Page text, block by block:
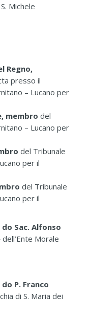
Michele
Regno,
presso il
– Lucano per
membro del
– Lucano per
del Tribunale
per il
del Tribunale
per il
do Sac. Alfonso
dell’Ente Morale
P. Franco
di S. Maria dei